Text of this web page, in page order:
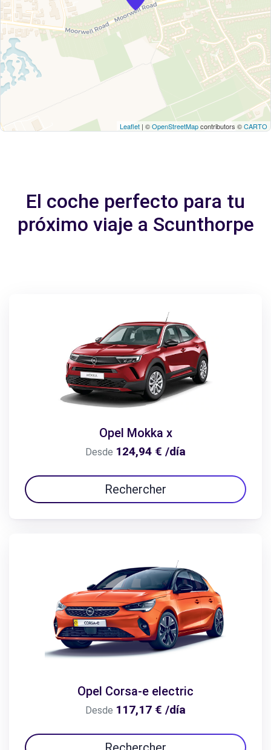
Leaflet | ©OpenStreetMapcontributors ©CARTO
El coche perfecto para tu
próximo viaje a Scunthorpe
Opel Mokka x
Desde 124,94 € /día
Rechercher
Opel Corsa-e electric
Desde 117,17 € /día